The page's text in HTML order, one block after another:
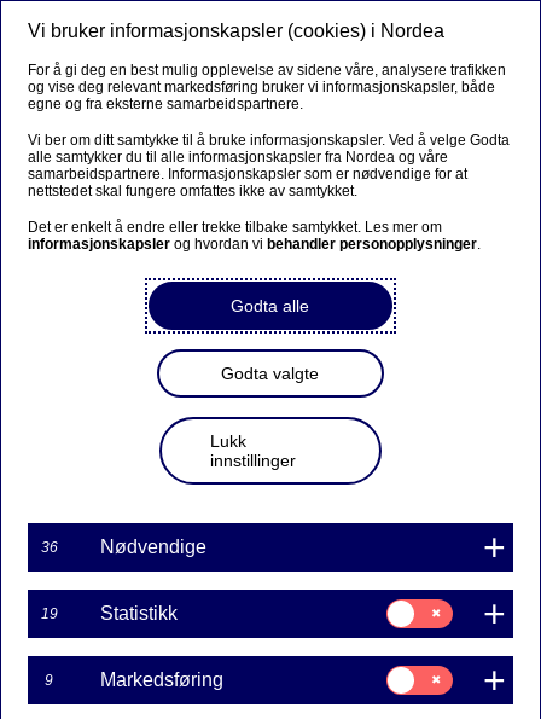
Vi bruker informasjonskapsler (cookies) i Nordea
For å gi deg en best mulig opplevelse av sidene våre, analysere trafikken
og vise deg relevant markedsføring bruker vi informasjonskapsler, både
egne og fra eksterne samarbeidspartnere.
Vi ber om ditt samtykke til å bruke informasjonskapsler. Ved å velge Godta
alle samtykker du til alle informasjonskapsler fra Nordea og våre
samarbeidspartnere. Informasjonskapsler som er nødvendige for at
nettstedet skal fungere omfattes ikke av samtykket.
Det er enkelt å endre eller trekke tilbake samtykket. Les mer om
informasjonskapsler og hvordan vi behandler personopplysninger.
Godta alle
Godta valgte
Lukk
innstillinger
36 Nødvendige
19 Statistikk
Samtykke
til:
Statistikk
9 Markedsføring
Samtykke
til:
Markedsføring